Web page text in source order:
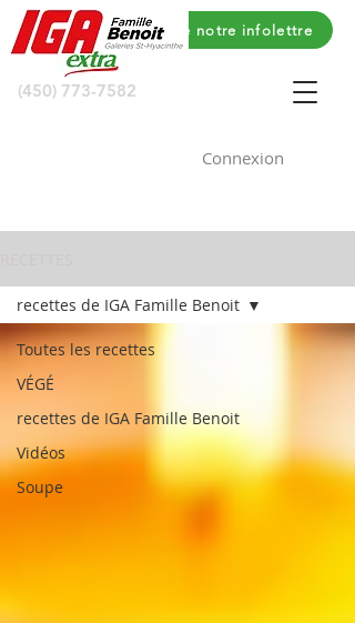
(450) 773-7582
Connexion
Voyez le contenu de notre infolettre
Toutes les recettes
VÉGÉ
recettes de IGA Famille Benoit
Vidéos
Soupe
recettes de IGA Famille Benoit